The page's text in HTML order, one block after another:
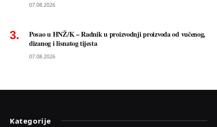
07.08.2026
Posao u HNŽ/K – Radnik u proizvodnji proizvoda od vučenog,
dizanog i lisnatog tijesta
07.08.2026
Kategorije